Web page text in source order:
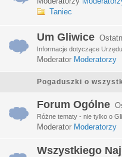
Taniec
Um Gliwice
Informacje dotyczące
Moderator Moderatorzy
Pogaduszki o
Forum Ogólne
Różne tematy - nie tylko o
Moderator Moderatorzy
Wszystkiego